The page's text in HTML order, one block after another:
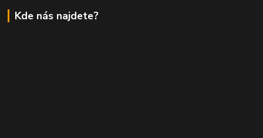
Kde nás najdete?